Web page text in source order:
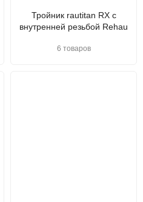
Тройник rautitan RX с
внутренней резьбой Rehau
6 товаров